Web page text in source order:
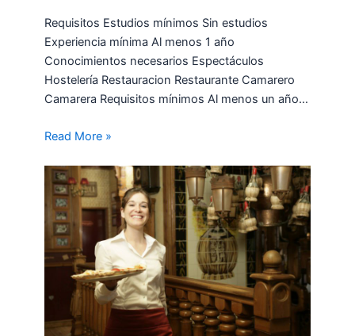
Requisitos Estudios mínimos Sin estudios
Experiencia mínima Al menos 1 año
Conocimientos necesarios Espectáculos
Hostelería Restauracion Restaurante Camarero
Camarera Requisitos mínimos Al menos un año…
Read More »